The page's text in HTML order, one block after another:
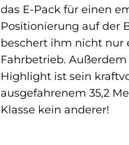
das E-Pack für einen
Positionierung auf der
beschert ihm nicht nur
Fahrbetrieb. Außerdem
Highlight ist sein
ausgefahrenem 35,2
Klasse kein anderer!